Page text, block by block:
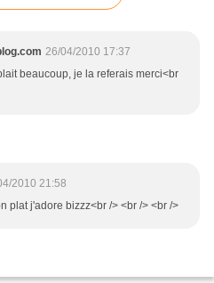
26/04/2010 17:37
beaucoup, je la referais merci<br
2010 21:58
plat j'adore bizzz<br /> <br /> <br />